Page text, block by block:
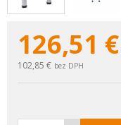
126,51 €
102,85 € bez DPH